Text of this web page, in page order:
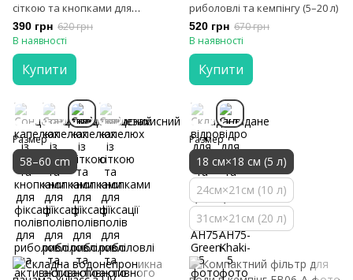
сіткою та кнопками для
фіксації полів для риболовлі
та активного відпочинку
390 грн 620 грн
В наявності
Купити
Размер
58–60 cm
риболовлі та кемпінгу (5–20 л)
520 грн 670 грн
В наявності
Купити
Размер
18 см×18 см (5 л)
24см×21см (10 л)
31см×21см (20 л)